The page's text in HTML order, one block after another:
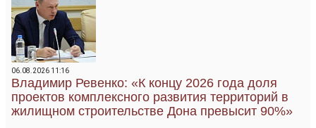
06.08.2026 11:16
Владимир Ревенко: «К концу 2026 года доля
проектов комплексного развития территорий в
жилищном строительстве Дона превысит 90%»